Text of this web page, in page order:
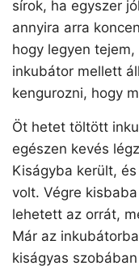
sírok, ha egyszer
annyira arra
hogy legyen
inkubátor mellett
kengurozni, hogy
Öt hetet töltött
egészen kevés
Kiságyba került,
volt. Végre
lehetett az orrát,
Már az
kiságyas